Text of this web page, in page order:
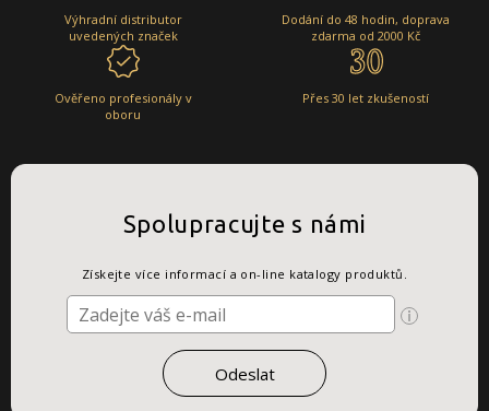
Výhradní distributor
uvedených značek
Dodání do 48 hodin, doprava
zdarma od 2000 Kč
Ověřeno profesionály v
oboru
Přes 30 let zkušeností
Spolupracujte s námi
Získejte více informací a on-line katalogy produktů.